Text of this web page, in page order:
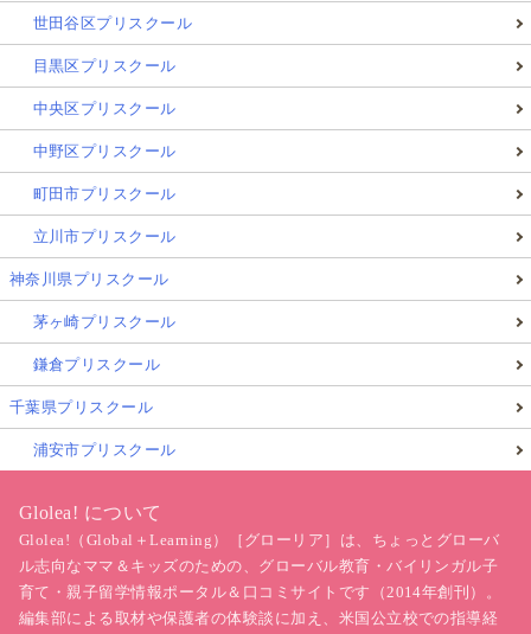
リスニングの耳慣らし
す）
過去問・予想問題（形式を知る→間違い直し）
時間配分の練習
STEP1：単語・フレーズは「音声→意味→まね」
（文字だけ暗記しない）
英検5級は単語・定番表現が土台です。
小学生は特に、文字だけの暗記だと苦しくなりやすい
ので、
まず音で聞く
短い例文で口に出す
の順で「使える形」にしていきます。
世田谷区プリスクール
目黒区プリスクール
中央区プリスクール
中野区プリスクール
町田市プリスクール
立川市プリスクール
神奈川県プリスクール
茅ヶ崎プリスクール
鎌倉プリスクール
千葉県プリスクール
浦安市プリスクール
Glolea! について
Glolea!（Global＋Learning）［グローリア］は、ちょっとグローバ
ル志向なママ＆キッズのための、グローバル教育・バイリンガル子
育て・親子留学情報ポータル＆口コミサイトです（2014年創刊）。
編集部による取材や保護者の体験談に加え、米国公立校での指導経